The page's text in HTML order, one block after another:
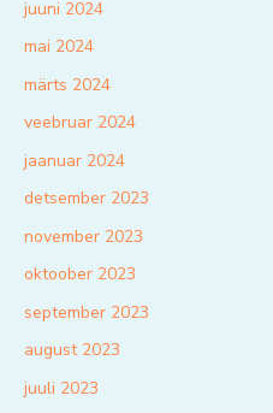
juuni 2024
mai 2024
märts 2024
veebruar 2024
jaanuar 2024
detsember 2023
november 2023
oktoober 2023
september 2023
august 2023
juuli 2023